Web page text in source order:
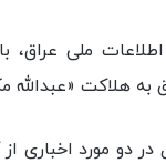
ملی
به هلاکت
دو مورد اخباری